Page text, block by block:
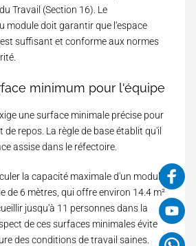
Travail (Section 16). Le
module doit garantir que l'espace
suffisant et conforme aux normes
minimum pour l'équipe
une surface minimale précise pour
de repos. La règle de base établit qu'il
assise dans le réfectoire.
la capacité maximale d'un module
de 6 mètres, qui offre environ 14.4 m²
jusqu'à 11 personnes dans la
de ces surfaces minimales évite
des conditions de travail saines.